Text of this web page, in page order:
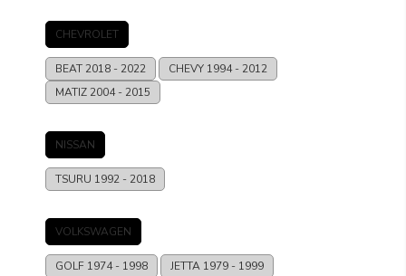
CHEVROLET
BEAT 2018 - 2022 CHEVY 1994 - 2012
MATIZ 2004 - 2015
NISSAN
TSURU 1992 - 2018
VOLKSWAGEN
GOLF 1974 - 1998 JETTA 1979 - 1999